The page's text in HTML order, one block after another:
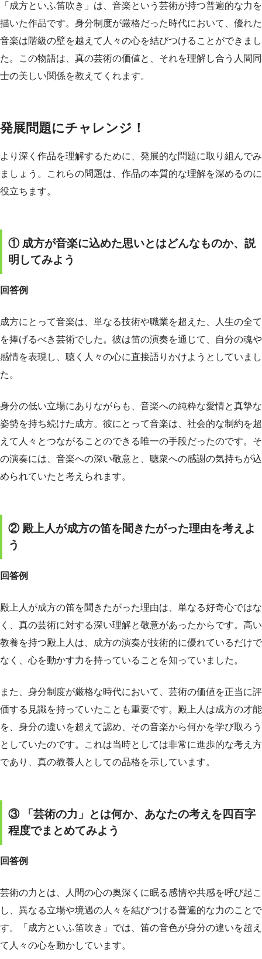
「成方といふ笛吹き」は、音楽という芸術が持つ普遍的な力を
描いた作品です。身分制度が厳格だった時代において、優れた
音楽は階級の壁を越えて人々の心を結びつけることができまし
た。この物語は、真の芸術の価値と、それを理解し合う人間同
士の美しい関係を教えてくれます。
発展問題にチャレンジ！
より深く作品を理解するために、発展的な問題に取り組んでみ
ましょう。これらの問題は、作品の本質的な理解を深めるのに
役立ちます。
① 成方が音楽に込めた思いとはどんなものか、説
明してみよう
回答例
成方にとって音楽は、単なる技術や職業を超えた、人生の全て
を捧げるべき芸術でした。彼は笛の演奏を通じて、自分の魂や
感情を表現し、聴く人々の心に直接語りかけようとしていまし
た。
身分の低い立場にありながらも、音楽への純粋な愛情と真摯な
姿勢を持ち続けた成方。彼にとって音楽は、社会的な制約を超
えて人々とつながることのできる唯一の手段だったのです。そ
の演奏には、音楽への深い敬意と、聴衆への感謝の気持ちが込
められていたと考えられます。
② 殿上人が成方の笛を聞きたがった理由を考えよ
う
回答例
殿上人が成方の笛を聞きたがった理由は、単なる好奇心ではな
く、真の芸術に対する深い理解と敬意があったからです。高い
教養を持つ殿上人は、成方の演奏が技術的に優れているだけで
なく、心を動かす力を持っていることを知っていました。
また、身分制度が厳格な時代において、芸術の価値を正当に評
価する見識を持っていたことも重要です。殿上人は成方の才能
を、身分の違いを超えて認め、その音楽から何かを学び取ろう
としていたのです。これは当時としては非常に進歩的な考え方
であり、真の教養人としての品格を示しています。
③ 「芸術の力」とは何か、あなたの考えを四百字
程度でまとめてみよう
回答例
芸術の力とは、人間の心の奥深くに眠る感情や共感を呼び起こ
し、異なる立場や境遇の人々を結びつける普遍的な力のことで
す。「成方といふ笛吹き」では、笛の音色が身分の違いを超え
て人々の心を動かしています。